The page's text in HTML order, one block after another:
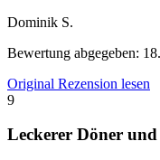
Dominik S.
Bewertung abgegeben:
Original Rezension lesen
9
Leckerer Döner